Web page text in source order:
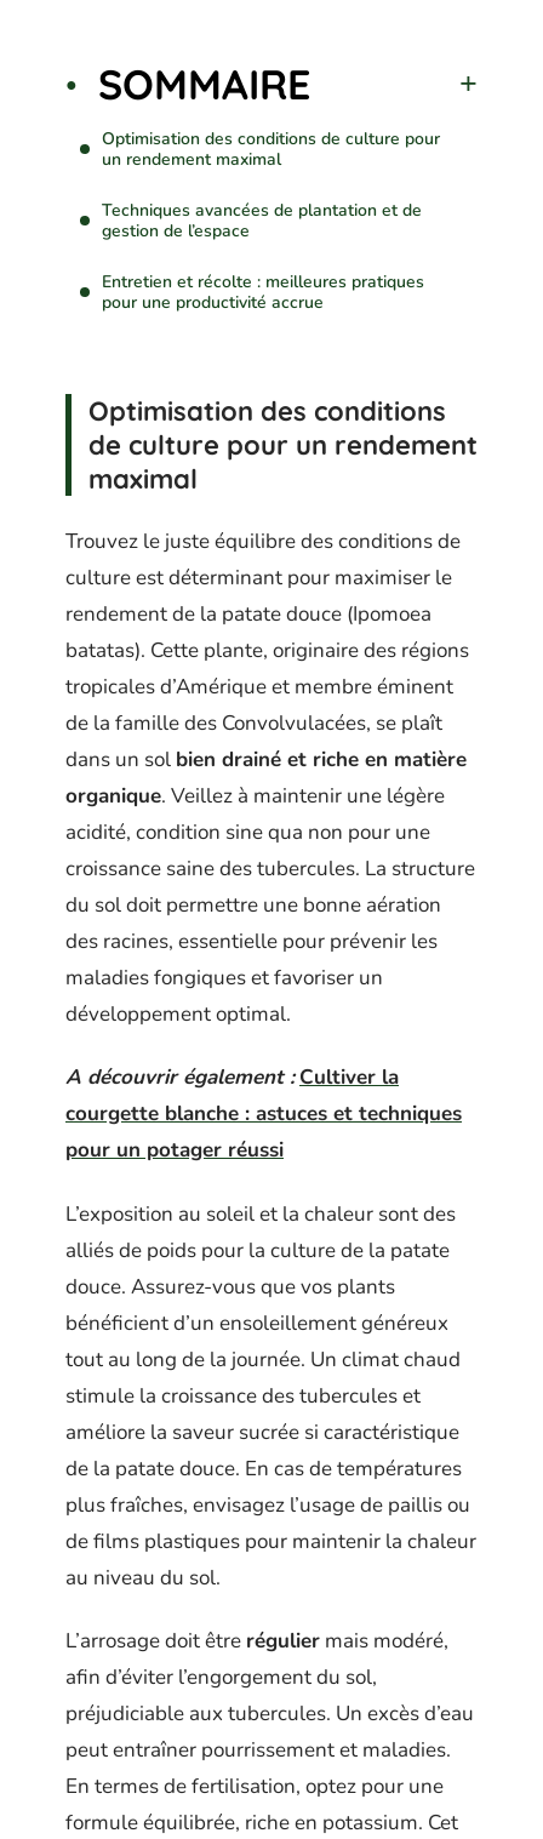
SOMMAIRE
Optimisation des conditions de culture pour
un rendement maximal
Techniques avancées de plantation et de
gestion de l’espace
Entretien et récolte : meilleures pratiques
pour une productivité accrue
Optimisation des conditions
de culture pour un rendement
maximal
Trouvez le juste équilibre des conditions de
culture est déterminant pour maximiser le
rendement de la patate douce (Ipomoea
batatas). Cette plante, originaire des régions
tropicales d’Amérique et membre éminent
de la famille des Convolvulacées, se plaît
dans un sol bien drainé et riche en matière
organique. Veillez à maintenir une légère
acidité, condition sine qua non pour une
croissance saine des tubercules. La structure
du sol doit permettre une bonne aération
des racines, essentielle pour prévenir les
maladies fongiques et favoriser un
développement optimal.
A découvrir également : Cultiver la
courgette blanche : astuces et techniques
pour un potager réussi
L’exposition au soleil et la chaleur sont des
alliés de poids pour la culture de la patate
douce. Assurez-vous que vos plants
bénéficient d’un ensoleillement généreux
tout au long de la journée. Un climat chaud
stimule la croissance des tubercules et
améliore la saveur sucrée si caractéristique
de la patate douce. En cas de températures
plus fraîches, envisagez l’usage de paillis ou
de films plastiques pour maintenir la chaleur
au niveau du sol.
L’arrosage doit être régulier mais modéré,
afin d’éviter l’engorgement du sol,
préjudiciable aux tubercules. Un excès d’eau
peut entraîner pourrissement et maladies.
En termes de fertilisation, optez pour une
formule équilibrée, riche en potassium. Cet